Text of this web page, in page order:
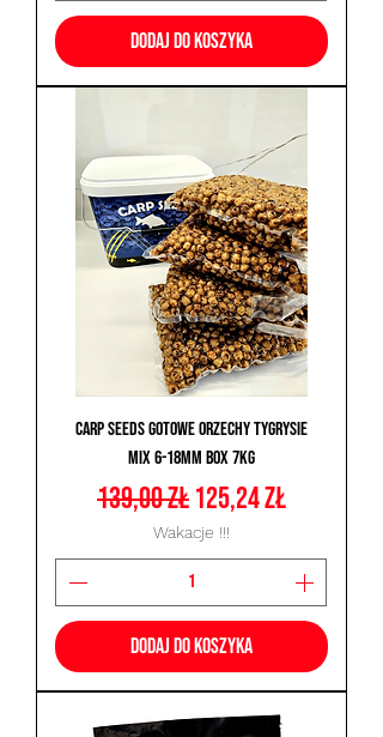
Dodaj do koszyka
Carp Seeds Gotowe Orzechy Tygrysie
Mix 6-18mm Box 7kg
Regularna cena
139,00 złCena rabatowa
125,24 zł
Wakacje !!!
Dodaj do koszyka